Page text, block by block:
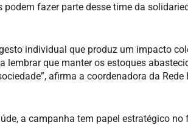
podem fazer parte desse time da
individual que produz um impacto
lembrar que manter os estoques
afirma a coordenadora da Rede
a campanha tem papel estratégico no